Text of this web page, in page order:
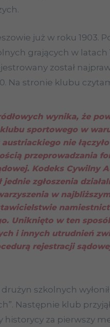
już w roku 1903.
grających w latach
został
Na stronie klubu
wynika, że
sportowego w
nie
przeprowadzania
Kodeks Cywilny
jednie zgłoszenia
w
Uniknięto w ten
i innych utrudnień
rejestracji
szkolnych wyłonił
Następnie klub
historycy za pierwszy